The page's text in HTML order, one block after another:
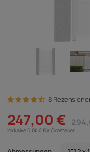
8
247,00 €
Inklusive 0,00 € für Ökosteuer